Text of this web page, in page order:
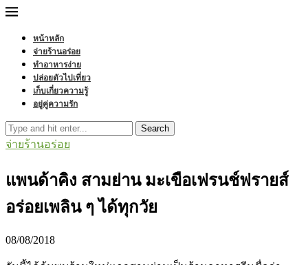
หน้าหลัก
จ่ายร้านอร่อย
ทำอาหารง่าย
ปล่อยตัวไปเที่ยว
เก็บเกี่ยวความรู้
อยู่คู่ความรัก
Search
จ่ายร้านอร่อย
แพนด้าคิง สามย่าน มะเขือเฟรนช์ฟรายส์
อร่อยเพลิน ๆ ได้ทุกวัย
08/08/2018